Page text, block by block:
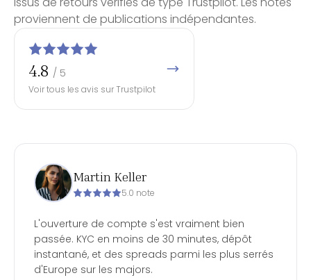
proviennent de publications indépendantes.
4.8 / 5
Voir tous les avis sur Trustpilot
Martin Keller
5.0 note
L'ouverture de compte s'est vraiment bien
passée. KYC en moins de 30 minutes, dépôt
instantané, et des spreads parmi les plus serrés
d'Europe sur les majors.